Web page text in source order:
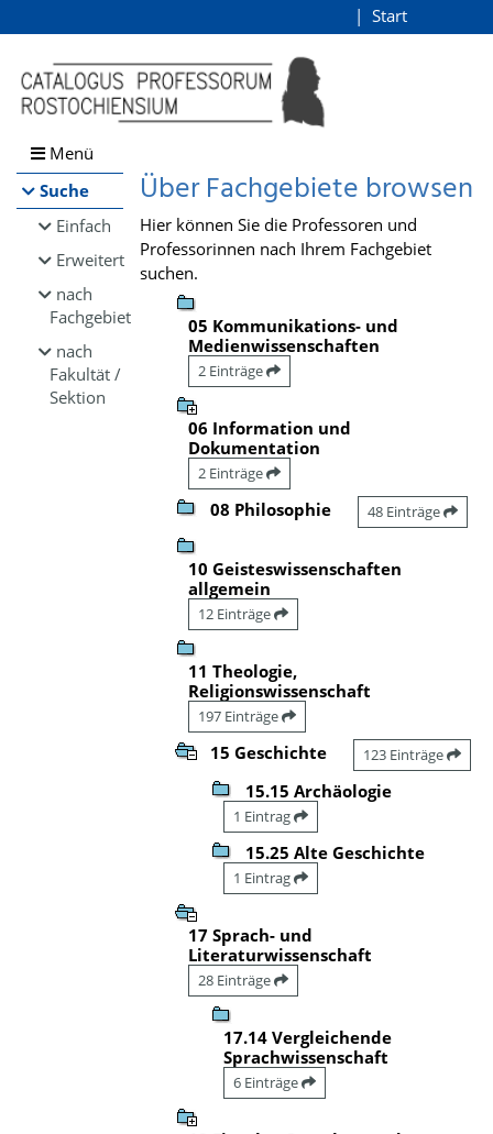
Browsen
direkt zum Inhalt
Start
Menü
Suche
Einfach
Erweitert
nach
Fachgebiet
nach
Fakultät /
Sektion
Über Fachgebiete browsen
Hier können Sie die Professoren und
Professorinnen nach Ihrem Fachgebiet
suchen.
05 Kommunikations- und
Medienwissenschaften
2 Einträge
06 Information und
Dokumentation
2 Einträge
08 Philosophie 48 Einträge
10 Geisteswissenschaften
allgemein
12 Einträge
11 Theologie,
Religionswissenschaft
197 Einträge
15 Geschichte 123 Einträge
15.15 Archäologie
1 Eintrag
15.25 Alte Geschichte
1 Eintrag
17 Sprach- und
Literaturwissenschaft
28 Einträge
17.14 Vergleichende
Sprachwissenschaft
6 Einträge